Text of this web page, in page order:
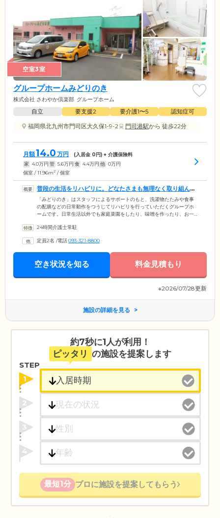
空室3室
グループホームみどりのき
株式会社 さわやか倶楽部 グループホーム
自立 要支援2 要介護1〜5
認知症可
福岡県北九州市門司区大久保1-9-2
門司港駅から 徒歩22分
月額14.0 万円 (入居金 0円) + 介護保険料
家 4.0万円 管 5.6万円 食 4.4万円 他 0万円
個室 / 11.96m2 / 個室
普段の生活をリハビリに。どなたさまも無理なく取り組んで
いただけます
「みどりのき」はスタッフによるサポートのもと、洗濯物たたみや食事
の配膳などの日常動作をつうじてリハビリを行っていただくグループホ
ームです。日常生活以外でも家庭菜園をしたり、味噌を作ったり、お一
や、歌うことで脳を活性化できるカラオケなども盛り込み、楽しみなが
って行える内容ですので、車いすの方も安全に取り組んでいただけま
す。さらに医療機関や歯科クリニックとも連携体制を整えているため、
24時間介護士常駐
定員2名 /電話093-321-8800
空き状況を知る 料金見積もり
※2026/07/28更新
施設の詳細を見る
約7秒に1人が利用！
ピッタリ の施設を提案します
STEP
1
2
3
4
最短1分 プロに施設を提案してもらう